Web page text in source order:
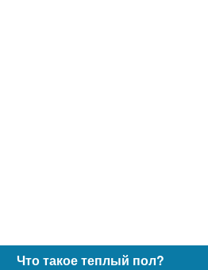
Что такое теплый пол?